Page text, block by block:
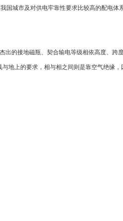
城市及对供电牢靠性要求比较高的配电体
的接地磁瓶、契合输电等级相依高度、跨
地上的要求，相与相之间则是靠空气绝缘，